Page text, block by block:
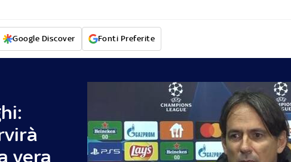
Google Discover Fonti Preferite
vera